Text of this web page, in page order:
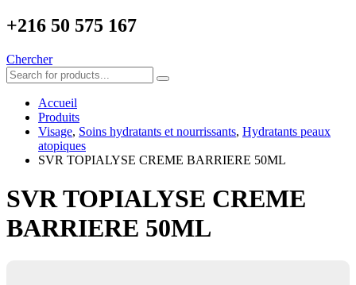
+216 50 575 167
Chercher
Accueil
Produits
Visage, Soins hydratants et nourrissants, Hydratants peaux
atopiques
SVR TOPIALYSE CREME BARRIERE 50ML
SVR TOPIALYSE CREME
BARRIERE 50ML